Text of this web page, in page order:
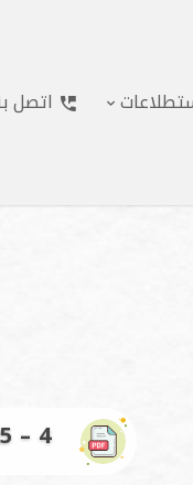
اتصل
– 4